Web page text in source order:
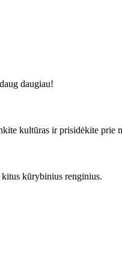
daugiau!
kultūras ir prisidėkite prie
kūrybinius renginius.